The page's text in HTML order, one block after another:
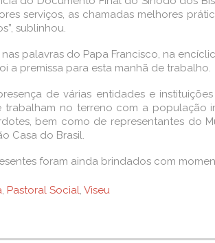
serviços, as chamadas melhores
sublinhou.
palavras do Papa Francisco, na
a premissa para esta manhã de trabalho.
de várias entidades e
no terreno com a população
bem como de representantes do
Casa do Brasil.
foram ainda brindados com
, Pastoral Social, Viseu